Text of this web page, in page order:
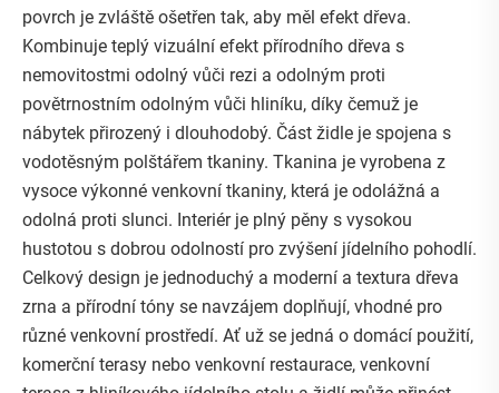
povrch je zvláště ošetřen tak, aby měl efekt dřeva.
Kombinuje teplý vizuální efekt přírodního dřeva s
nemovitostmi odolný vůči rezi a odolným proti
povětrnostním odolným vůči hliníku, díky čemuž je
nábytek přirozený i dlouhodobý. Část židle je spojena s
vodotěsným polštářem tkaniny. Tkanina je vyrobena z
vysoce výkonné venkovní tkaniny, která je odolážná a
odolná proti slunci. Interiér je plný pěny s vysokou
hustotou s dobrou odolností pro zvýšení jídelního pohodlí.
Celkový design je jednoduchý a moderní a textura dřeva
zrna a přírodní tóny se navzájem doplňují, vhodné pro
různé venkovní prostředí. Ať už se jedná o domácí použití,
komerční terasy nebo venkovní restaurace, venkovní